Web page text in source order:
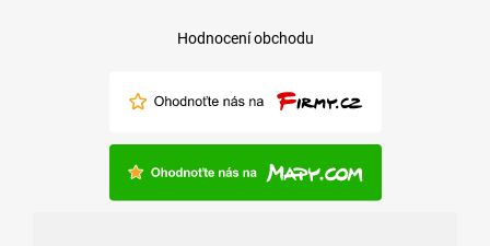
Hodnocení obchodu